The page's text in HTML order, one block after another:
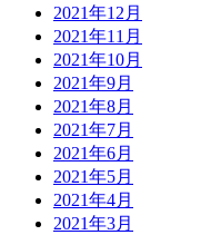
2021年12月
2021年11月
2021年10月
2021年9月
2021年8月
2021年7月
2021年6月
2021年5月
2021年4月
2021年3月